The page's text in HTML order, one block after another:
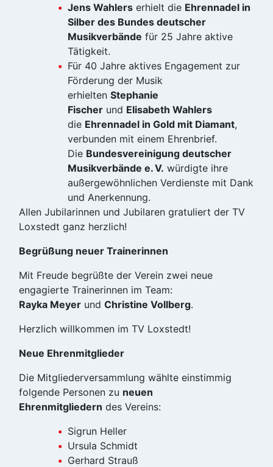
Jens Wahlers erhielt die Ehrennadel in
Silber des Bundes deutscher
Musikverbände für 25 Jahre aktive
Tätigkeit.
Für 40 Jahre aktives Engagement zur
Förderung der Musik
erhielten Stephanie
Fischer und Elisabeth Wahlers
die Ehrennadel in Gold mit Diamant,
verbunden mit einem Ehrenbrief.
Die Bundesvereinigung deutscher
Musikverbände e. V. würdigte ihre
außergewöhnlichen Verdienste mit Dank
und Anerkennung.
Allen Jubilarinnen und Jubilaren gratuliert der TV
Loxstedt ganz herzlich!
Begrüßung neuer Trainerinnen
Mit Freude begrüßte der Verein zwei neue
engagierte Trainerinnen im Team:
Rayka Meyer und Christine Vollberg.
Herzlich willkommen im TV Loxstedt!
Neue Ehrenmitglieder
Die Mitgliederversammlung wählte einstimmig
folgende Personen zu neuen
Ehrenmitgliedern des Vereins:
Sigrun Heller
Ursula Schmidt
Gerhard Strauß